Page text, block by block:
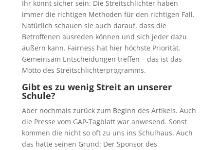
Ihr könnt sicher sein: Die Streitschlichter haben
immer die richtigen Methoden für den richtigen Fall.
Natürlich schauen sie auch darauf, dass die
Betroffenen ausreden können und sich jeder dazu
äußern kann. Fairness hat hier höchste Priorität.
Gemeinsam Entscheidungen treffen – das ist das
Motto des Streitschlichterprogramms.
Gibt es zu wenig Streit an unserer
Schule?
Aber nochmals zurück zum Beginn des Artikels. Auch
die Presse vom GAP-Tagblatt war anwesend. Sonst
kommen die nicht so oft zu uns ins Schulhaus. Auch
das hatte seinen Grund: Der Sponsor des